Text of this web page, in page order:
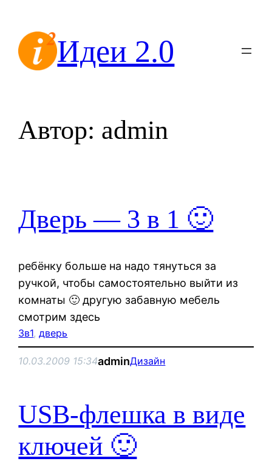
содержимомуИдеи 2.0
Автор: admin
Дверь — 3 в 1 🙂
ребёнку больше на надо тянуться за
ручкой, чтобы самостоятельно выйти из
комнаты 🙂 другую забавную мебель
смотрим здесь
3в1, дверь
10.03.2009 15:34adminДизайн
USB-флешка в виде
ключей 🙂